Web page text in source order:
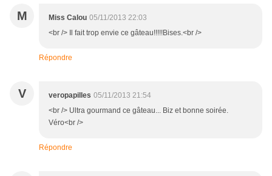
M Miss Calou 05/11/2013 22:03
<br /> Il fait trop envie ce gâteau!!!!!Bises.<br />
Répondre
V veropapilles 05/11/2013 21:54
<br /> Ultra gourmand ce gâteau... Biz et bonne soirée.
Véro<br />
Répondre